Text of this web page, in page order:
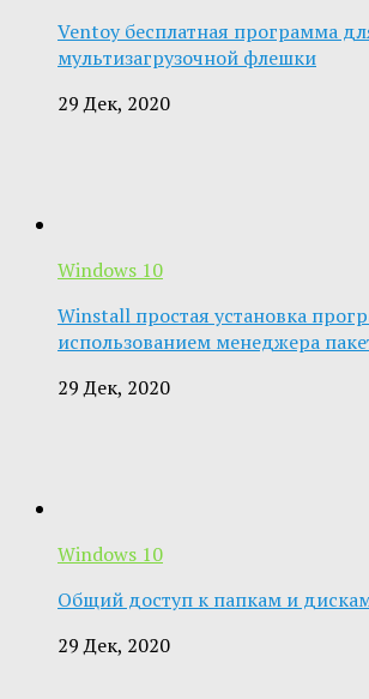
Ventoy бесплатная программа
мультизагрузочной флешки
29 Дек, 2020
Windows 10
Winstall простая установка
использованием менеджера
29 Дек, 2020
Windows 10
Общий доступ к папкам и
29 Дек, 2020